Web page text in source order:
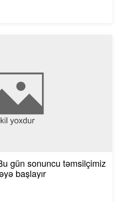
gün sonuncu təmsilçimiz
başlayır